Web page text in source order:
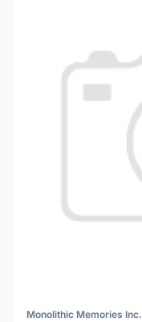
Monolithic Memories Inc.